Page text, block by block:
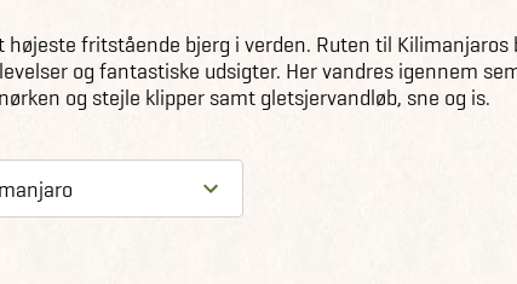
fritstående bjerg i verden. Ruten til Kilimanjaros
og fantastiske udsigter. Her vandres igennem
og stejle klipper samt gletsjervandløb, sne og is.